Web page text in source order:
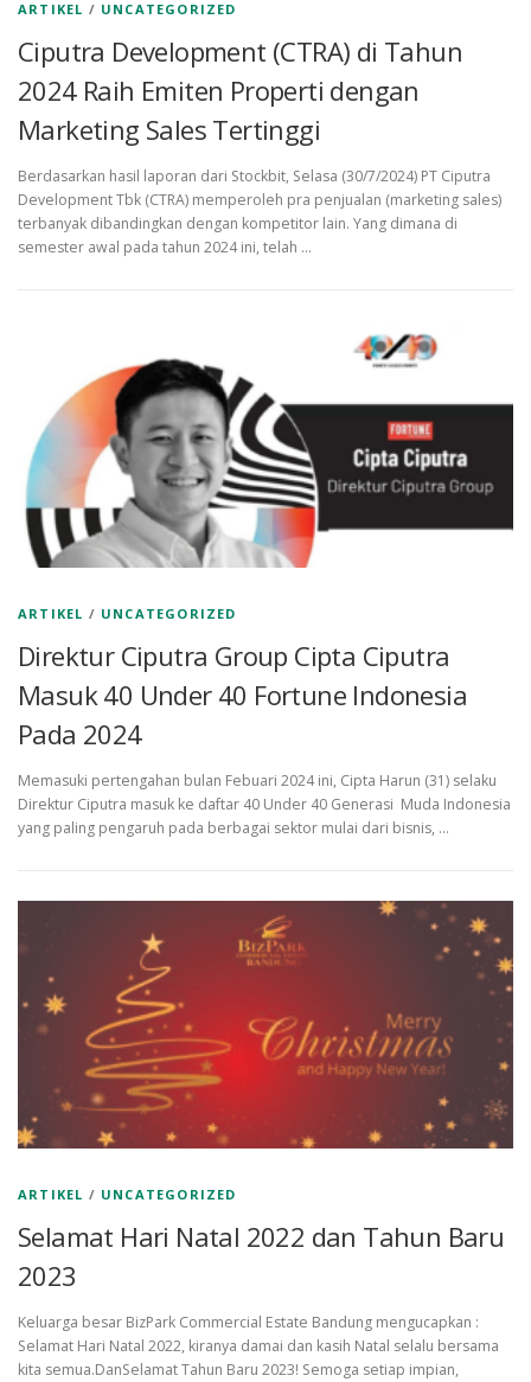
ARTIKEL / UNCATEGORIZED
Ciputra Development (CTRA) di Tahun
2024 Raih Emiten Properti dengan
Marketing Sales Tertinggi
Berdasarkan hasil laporan dari Stockbit, Selasa (30/7/2024) PT Ciputra
Development Tbk (CTRA) memperoleh pra penjualan (marketing sales)
terbanyak dibandingkan dengan kompetitor lain. Yang dimana di
semester awal pada tahun 2024 ini, telah …
ARTIKEL / UNCATEGORIZED
Direktur Ciputra Group Cipta Ciputra
Masuk 40 Under 40 Fortune Indonesia
Pada 2024
Memasuki pertengahan bulan Febuari 2024 ini, Cipta Harun (31) selaku
Direktur Ciputra masuk ke daftar 40 Under 40 Generasi Muda Indonesia
yang paling pengaruh pada berbagai sektor mulai dari bisnis, …
ARTIKEL / UNCATEGORIZED
Selamat Hari Natal 2022 dan Tahun Baru
2023
Keluarga besar BizPark Commercial Estate Bandung mengucapkan :
Selamat Hari Natal 2022, kiranya damai dan kasih Natal selalu bersama
kita semua.DanSelamat Tahun Baru 2023! Semoga setiap impian,